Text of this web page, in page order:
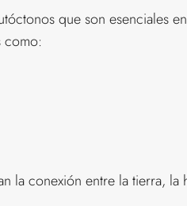
que son esenciales
como:
la conexión entre la tierra, la